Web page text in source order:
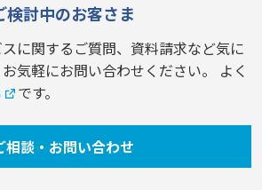
検討中のお客さま
に関するご質問、資料請求など気に
気軽にお問い合わせください。 よく
です。
相談・お問い合わせ